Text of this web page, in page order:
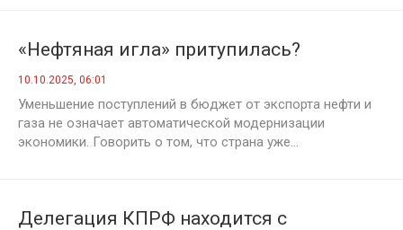
«Нефтяная игла» притупилась?
10.10.2025, 06:01
Уменьшение поступлений в бюджет от экспорта нефти и
газа не означает автоматической модернизации
экономики. Говорить о том, что страна уже...
Делегация КПРФ находится с